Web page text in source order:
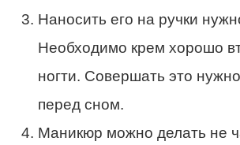
Наносить его на ручки
Необходимо крем хорошо
ногти. Совершать это
перед сном.
Маникюр можно делать не